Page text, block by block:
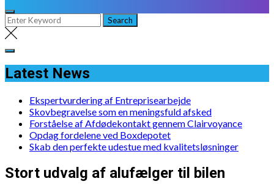
Latest News
Ekspertvurdering af Entreprisearbejde
Skovbegravelse som en meningsfuld afsked
Forståelse af Afdødekontakt gennem Clairvoyance
Opdag fordelene ved Boxdepotet
Skab den perfekte udestue med kvalitetsløsninger
Stort udvalg af alufælger til bilen